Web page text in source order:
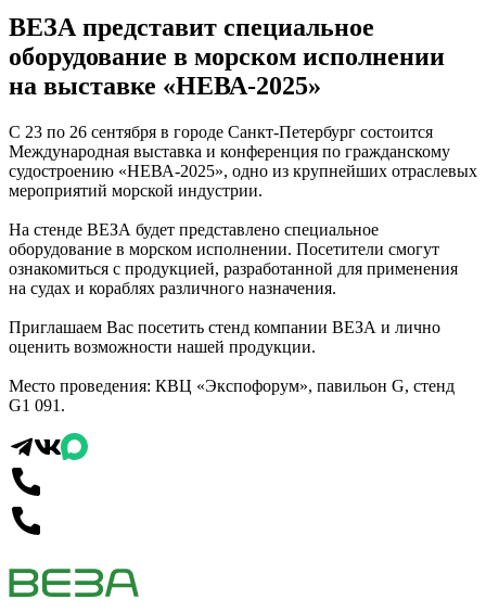
ВЕЗА представит специальное
оборудование в морском исполнении
на выставке «НЕВА-2025»
С 23 по 26 сентября в городе Санкт-Петербург состоится
Международная выставка и конференция по гражданскому
судостроению «НЕВА-2025», одно из крупнейших отраслевых
мероприятий морской индустрии.
На стенде ВЕЗА будет представлено специальное
оборудование в морском исполнении. Посетители смогут
ознакомиться с продукцией, разработанной для применения
на судах и кораблях различного назначения.
Приглашаем Вас посетить стенд компании ВЕЗА и лично
оценить возможности нашей продукции.
Место проведения: КВЦ «Экспофорум», павильон G, стенд
G1 091.